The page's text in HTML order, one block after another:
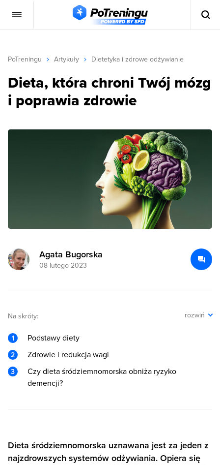
PoTreningu Artykuły Dietetyka i zdrowe odżywianie
Dieta, która chroni Twój mózg
i poprawia zdrowie
Agata Bugorska
08 lutego 2023
Na skróty: rozwiń
Podstawy diety
Zdrowie i redukcja wagi
Czy dieta śródziemnomorska obniża ryzyko
demencji?
Dieta śródziemnomorska uznawana jest za jeden z
najzdrowszych systemów odżywiania. Opiera się